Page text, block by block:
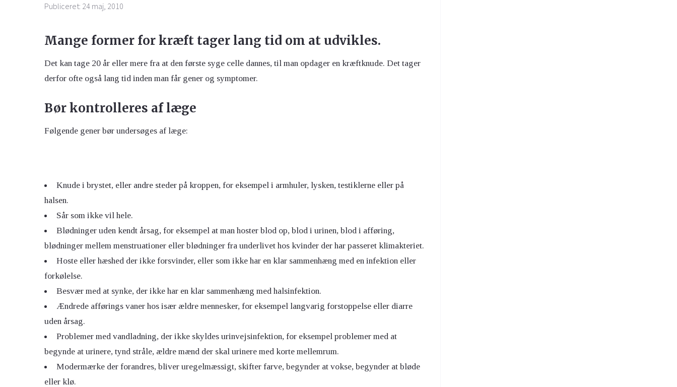
Publiceret: 24 maj, 2010
Mange former for kræft tager lang tid om at udvikles.
Det kan tage 20 år eller mere fra at den første syge celle dannes, til man opdager en kræftknude. Det tager
derfor ofte også lang tid inden man får gener og symptomer.
Bør kontrolleres af læge
Følgende gener bør undersøges af læge:
Knude i brystet, eller andre steder på kroppen, for eksempel i armhuler, lysken, testiklerne eller på
halsen.
Sår som ikke vil hele.
Blødninger uden kendt årsag, for eksempel at man hoster blod op, blod i urinen, blod i afføring,
blødninger mellem menstruationer eller blødninger fra underlivet hos kvinder der har passeret klimakteriet.
Hoste eller hæshed der ikke forsvinder, eller som ikke har en klar sammenhæng med en infektion eller
forkølelse.
Besvær med at synke, der ikke har en klar sammenhæng med halsinfektion.
Ændrede afførings vaner hos især ældre mennesker, for eksempel langvarig forstoppelse eller diarre
uden årsag.
Problemer med vandladning, der ikke skyldes urinvejsinfektion, for eksempel problemer med at
begynde at urinere, tynd stråle, ældre mænd der skal urinere med korte mellemrum.
Modermærke der forandres, bliver uregelmæssigt, skifter farve, begynder at vokse, begynder at bløde
eller klø.